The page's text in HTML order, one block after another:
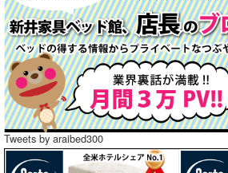
Tweets by araibed300